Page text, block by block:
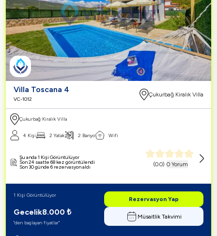
Villa Toscana 4
VC-1012
Çukurbağ Kiralık Villa
Çukurbağ Kiralık Villa
4 Kişi 2 Yatak 2 Banyo Wifi
(0.0) 0 Yorum
Şu anda 1 Kişi Görüntülüyor
Son 24 saatte 68 kez görüntülendi
Son 30 günde 6 rezervasyon aldı
Gecelik8.000 ₺
"den başlayan fiyatlar"
1 Kişi Görüntülüyor
Rezervasyon Yap
Müsaitlik Takvimi